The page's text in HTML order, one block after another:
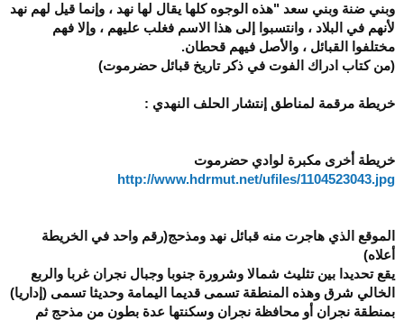
وبني ضنة وبني سعد "هذه الوجوه كلها يقال لها نهد ، وإنما قيل لهم نهد
لأنهم في البلاد ، وانتسبوا إلى هذا الاسم فغلب عليهم ، وإلا فهم
مختلفوا القبائل ، والأصل فيهم قحطان.
(من كتاب ادراك الفوت في ذكر تاريخ قبائل حضرموت)
خريطة مرقمة لمناطق إنتشار الحلف النهدي :
خريطة أخرى مكبرة لوادي حضرموت
http://www.hdrmut.net/ufiles/1104523043.jpg
الموقع الذي هاجرت منه قبائل نهد ومذحج(رقم واحد في الخريطة
أعلاه)
يقع تحديدا بين تثليث شمالا وشرورة جنوبا وجبال نجران غربا والربع
الخالي شرق وهذه المنطقة تسمى قديما اليمامة وحديثا تسمى (إداريا)
بمنطقة نجران أو محافظة نجران وسكنتها عدة بطون من مذحج ثم